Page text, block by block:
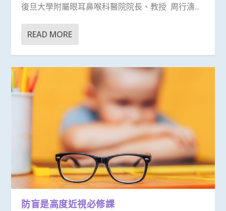
復旦大學附屬眼耳鼻喉科醫院院長、教授 周行濤...
READ MORE
防盲是高度近視必修課